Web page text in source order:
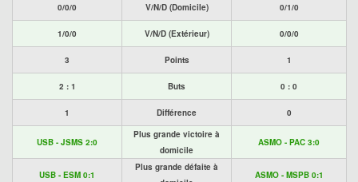
0/0/0 V/N/D (Domicile) 0/1/0
1/0/0 V/N/D (Extérieur) 0/0/0
3 Points 1
2 : 1 Buts 0 : 0
1 Différence 0
USB - JSMS 2:0
Plus grande victoire à
domicile
ASMO - PAC 3:0
USB - ESM 0:1
Plus grande défaite à
ASMO - MSPB 0:1